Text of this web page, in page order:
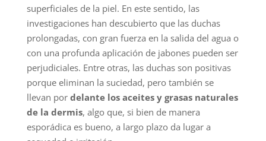
superficiales de la piel. En este sentido, las
investigaciones han descubierto que las duchas
prolongadas, con gran fuerza en la salida del agua o
con una profunda aplicación de jabones pueden ser
perjudiciales. Entre otras, las duchas son positivas
porque eliminan la suciedad, pero también se
llevan por delante los aceites y grasas naturales
de la dermis, algo que, si bien de manera
esporádica es bueno, a largo plazo da lugar a